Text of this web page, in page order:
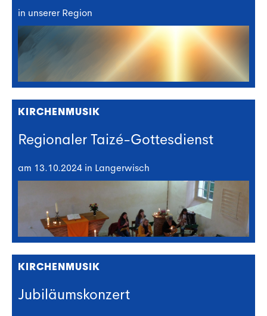
in unserer Region
KIRCHENMUSIK
Regionaler Taizé-Gottesdienst
am 13.10.2024 in Langerwisch
KIRCHENMUSIK
Jubiläumskonzert